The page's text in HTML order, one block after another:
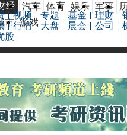
经 汽车 体育 娱乐 军事
市 游戏
视频 专题 基金 理财
行情 大盘 晨会 公司
股